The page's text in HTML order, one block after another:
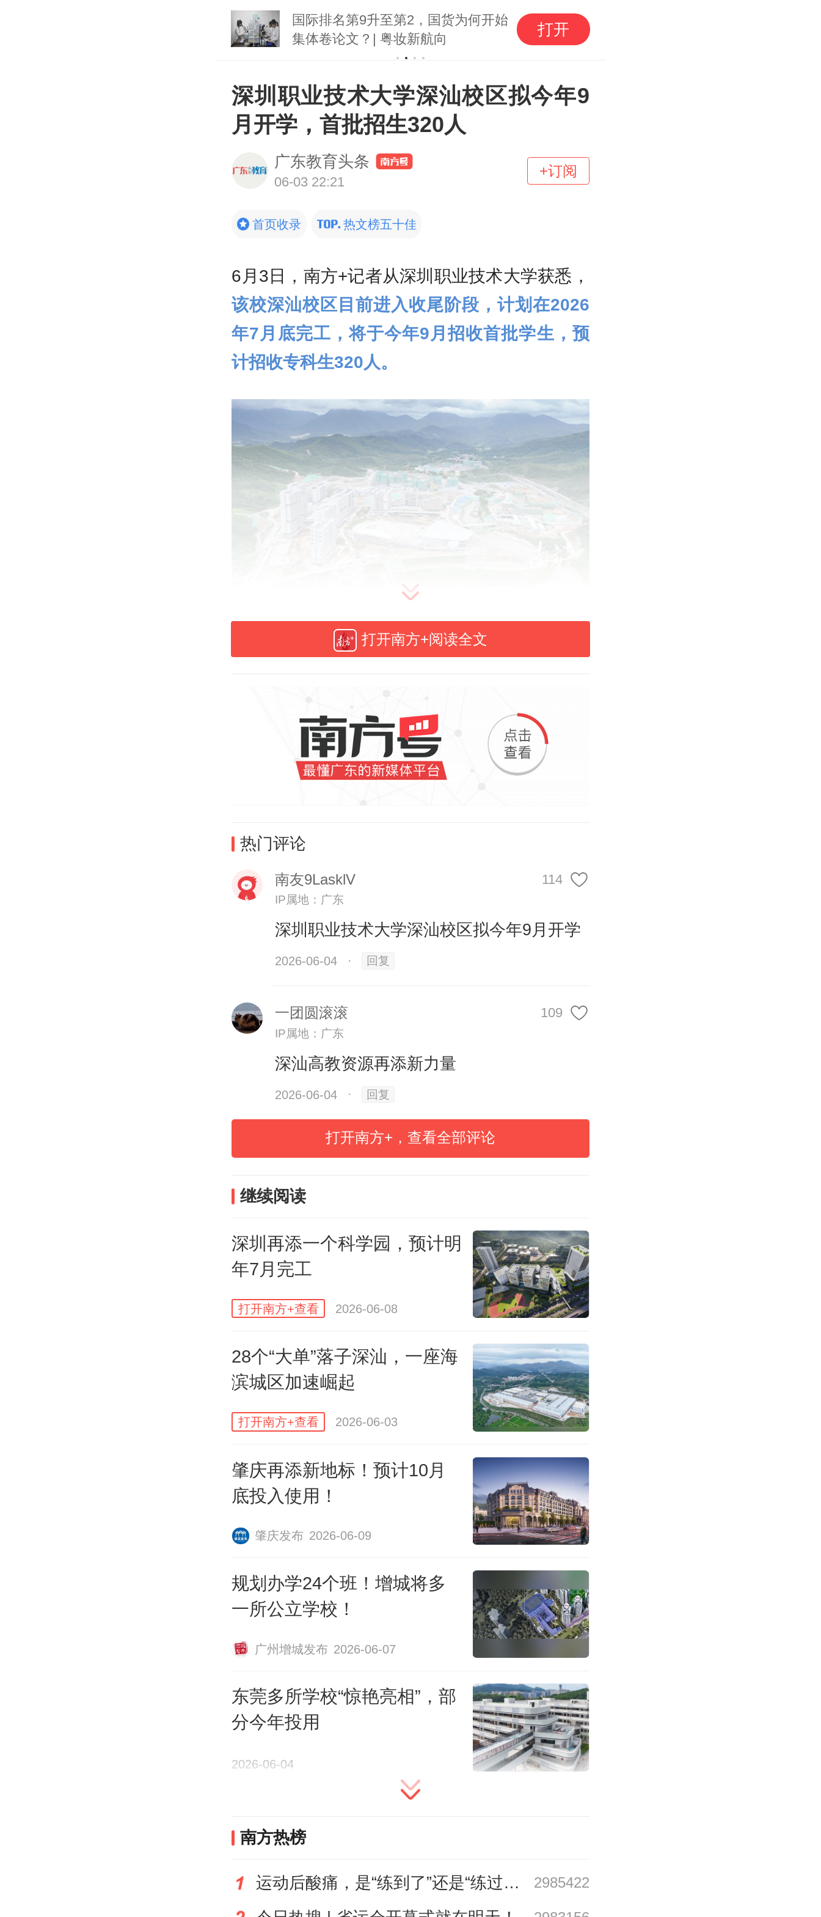
国际排名第9升至第2，国货为何开始
集体卷论文？| 粤妆新航向
打开
深圳职业技术大学深汕校区拟今年9
月开学，首批招生320人
广东教育头条
06-03 22:21
+订阅
首页收录 热文榜五十佳
6月3日，南方+记者从深圳职业技术大学获悉，
该校深汕校区目前进入收尾阶段，计划在2026
年7月底完工，将于今年9月招收首批学生，预
计招收专科生320人。
深职大深汕校区项目于2020年4月启动，选址位
于深汕特别合作区赤石镇大水口村，项目总用
办学规模为1.5万人，计划于2027年全面竣工。
该校区建设立足深汕、服务深圳、辐射湾区，
重要人才支持和智力支撑。
深职大深汕校区有关负责人介绍，
今年6月底交付，首开区已基本建设完成，包含
宿舍、教学楼、体育馆等建筑，可满足开学需
目前，深汕校区规划设置了汽车与智能制造学
院、电子与网络工程学院、大数据与人工智能
学院等6个学院，对接深汕特别合作区产业布
局，设置了汽车制造与试验技术、工业机器人
技术、电子信息工程技术等33个专业。
“今年9月学校首开区将开设3个学院、4个专
业，首批招生320人，首开区教职工约140
人。” 深职大深汕校区有关负责人说，新校区教
职工由校本部派驻和新招两部分人员组成，教
学资源与本部同源共享。
值得一提的是，深职大深汕校区首开区中，车
辆与运载工程学院与比亚迪携手，联合北理工
组建国家级新能源汽车产教融合共同体。此
外，该校联动华为等70多家企业成立的市域产
教联合体已入选教育部第一批市域产教联合体
深职大深汕校区有关负责人表示，新校区将持
续提供高素质技术技能型人才，预计年最大人
才供应量可达5000人，将有效助力深汕打
造“1+1+3+2”现代化产业体系和建设深圳新一代
南方+记者 陈理
南方日报、南方+客户端原创，未经授权不得
校对 叶剑华
打开南方+阅读全文
热门评论
南友9LasklV 114
IP属地：广东
深圳职业技术大学深汕校区拟今年9月开学
2026-06-04 · 回复
一团圆滚滚 109
IP属地：广东
深汕高教资源再添新力量
2026-06-04 · 回复
打开南方+，查看全部评论
继续阅读
深圳再添一个科学园，预计明
年7月完工
打开南方+查看 2026-06-08
28个“大单”落子深汕，一座海
滨城区加速崛起
打开南方+查看 2026-06-03
肇庆再添新地标！预计10月
底投入使用！
肇庆发布 2026-06-09
规划办学24个班！增城将多
一所公立学校！
广州增城发布 2026-06-07
东莞多所学校“惊艳亮相”，部
分今年投用
2026-06-04
南方热榜
运动后酸痛，是“练到了”还是“练过了”？ 2985422